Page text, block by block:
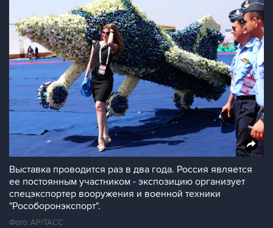
Выставка проводится раз в два года. Россия является
ее постоянным участником - экспозицию организует
спецэкспортер вооружения и военной техники
"Рособоронэкспорт".
Фото: AP/ТАСС